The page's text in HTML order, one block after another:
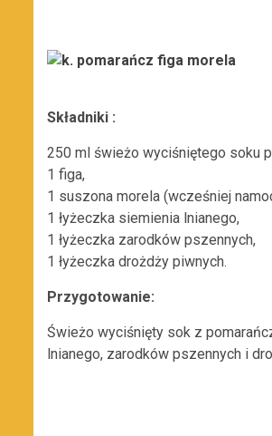
Składniki :
250 ml świeżo wyciśniętego soku
1 figa,
1 suszona morela (wcześniej
1 łyżeczka siemienia lnianego,
1 łyżeczka zarodków pszennych,
1 łyżeczka drożdży piwnych.
Przygotowanie:
Świeżo wyciśnięty sok z
lnianego, zarodków pszennych i